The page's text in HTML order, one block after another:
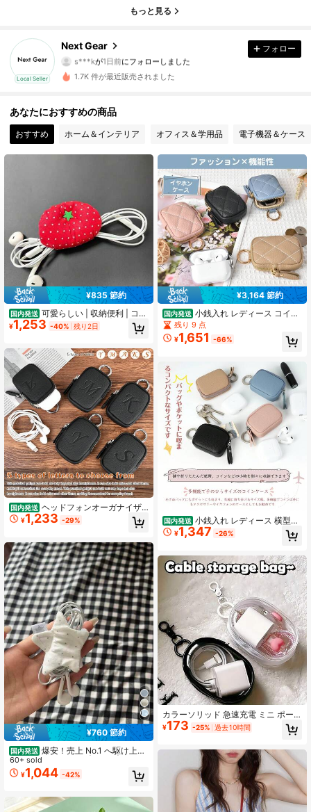
もっと見る
Local Seller
Next Gear
20 フォロワー
4.69
s***kが1日前にフォローしました
4.69
4.69 20 フォロワー
4.69
4.69 20 フォロワー
4.69 20 フォロワー
フォロー
1.7K 件が最近販売されました
あなたにおすすめの商品
おすすめ ホーム＆インテリア オフィス＆学用品 電子機器＆ケース
¥835 節約
国内発送 可愛らしい | 収納便利 | コー
ドまとめやすい | 布製素材 | コード結
束バンド | フリー汎用サイズ | ガーリ
ザイン | 充電ケーブルイヤホンコー
ド整理固定収納小物|旅行ポーチ OR
QV
¥1,253 -40% 残り2日
国内発送 ヘッドフォンオーガナイザ
ー ミニ小銭入れ イニシャル型押し
レディース コインケース 通勤 おし
ファッション ファスナーコインケー
ス mini 財布 ヘッドフォン小銭入れ
大容量 ミニポーチ 男女兼用
¥1,233 -29%
¥760 節約
国内発送 爆安！売上 No.1 へ駆け上が
れ |ぬいぐるみポーチ|ポーチ| ミニサ
イズ コードクリップ ケーブル固定
ハート型 リボン柄 ポリエステル 柔
ズ 配線整頓 おしゃれ 韓国系 雑貨イ
ンテリア ピンク / ベージュ / パープ
60+ sold
¥1,044 -42%
¥3,164 節約
国内発送 小銭入れ レディース コイン
ケース メンズ キーホルダー付きイヤ
ホンケース カラビナ付き イヤホンケ
ース イヤホンポーチ ミニ財布 コン
残り 9 点
¥1,651 -66%
国内発送 小銭入れ レディース 横型デ
ザイン コインケース メンズ キーホ
ルダー付きイヤホンケース カラビナ
ミニ財布 コンパクト レザー製 持ち
運び便利
¥1,347 -26%
カラーソリッド 急速充電 ミニ ポー
タブル 透明ケーブルオーガナイザー
ボックス マルチファンクション ケー
に最適 外出時の必需品整理に最適 春
のギフトに
¥173 -25% 過去10時間